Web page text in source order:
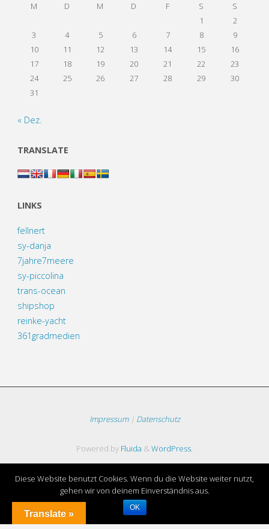
M
D M D F S
S
1
2
3
4 5 6 7 8
9
10
11 12 13 14 15
16
17
18 19 20 21 22
23
24
25 26 27 28 29
30
31
« Dez.
TRANSLATE
LINKS
fellnert
sy-danja
7jahre7meere
sy-piccolina
trans-ocean
shipshop
reinke-yacht
361gradmedien
Impressum| Datenschutz
Powered by Fluida & WordPress.
Translate »
Diese Website benutzt Cookies. Wenn du die Website weiter nutzt,
gehen wir von deinem Einverständnis aus.
OK